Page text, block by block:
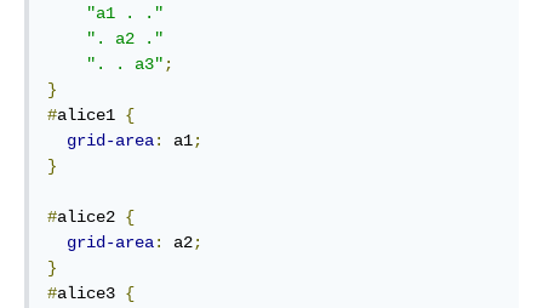
"a1 . ."
". a2 ."
". . a3" ;
}
#alice1 {
grid-area: a1;
}
#alice2 {
grid-area: a2;
}
#alice3 {